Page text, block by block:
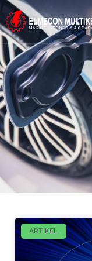
ARTIKEL